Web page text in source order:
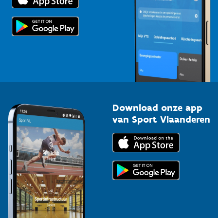
Topsporters
Download onze app
van Sport Vlaanderen